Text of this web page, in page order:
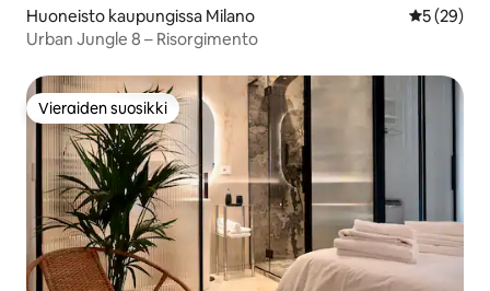
Huoneisto kaupungissa Milano
5 (29)
Urban Jungle 8 – Risorgimento
Vieraiden suosikki
Vieraiden suosikki